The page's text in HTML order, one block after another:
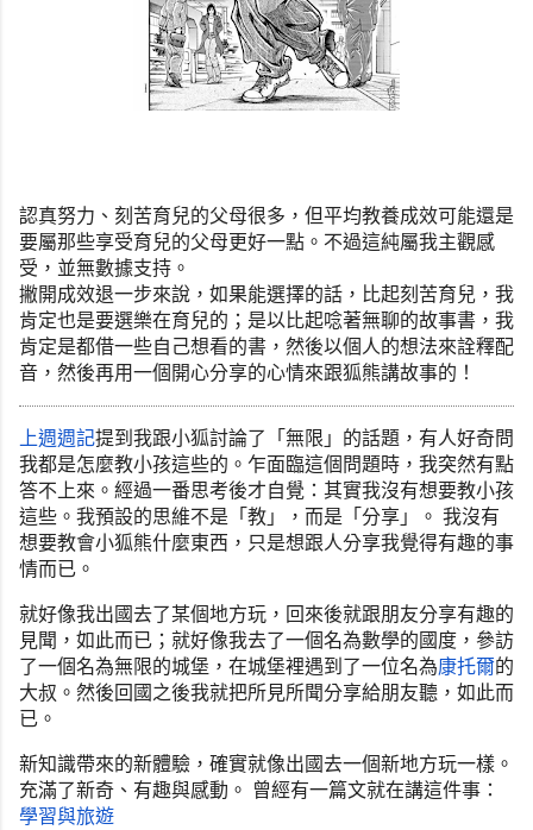
認真努力、刻苦育兒的父母很多， 但平均教養成效可能還是
要屬那些享受育兒的父母更好一點。 不過這純屬我主觀感
受，並無數據支持。
撇開成效退一步來說，如果能選擇的話，比起刻苦育兒， 我
肯定也是要選樂在育兒的；是以比起唸著無聊的故事書， 我
肯定是都借一些自己想看的書，然後以個人的想法來詮釋配
音， 然後再用一個開心分享的心情來跟狐熊講故事的！
上週週記提到我跟小狐討論了「無限」的話題， 有人好奇問
我都是怎麼教小孩這些的。乍面臨這個問題時， 我突然有點
答不上來。經過一番思考後才自覺： 其實我沒有想要教小孩
這些。我預設的思維不是「教」，而是「 分享」。 我沒有
想要教會小狐熊什麼東西， 只是想跟人分享我覺得有趣的事
情而已。
就好像我出國去了某個地方玩，回來後就跟朋友分享有趣的
見聞， 如此而已；就好像我去了一個名為數學的國度， 參訪
了一個名為無限的城堡，在城堡裡遇到了一位名為康托爾的
大叔 。然後回國之後我就把所見所聞分享給朋友聽，如此而
已。
新知識帶來的新體驗，確實就像出國去一個新地方玩一樣。
充滿了新奇、有趣與感動。 曾經有一篇文就在講這件事：
學習與旅遊